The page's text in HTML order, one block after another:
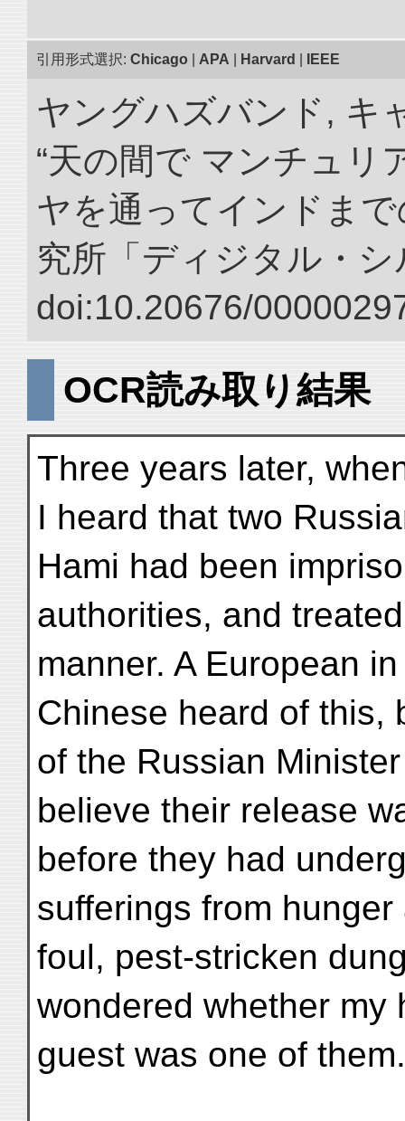
引用形式選択: Chicago APA Harvard IEEE
ヤングハズバンド, キ
“天の間で マンチュリ
ヤを通ってインドま
究所「ディジタル・
doi:10.20676/
OCR読み取り結果
Three years later,
I heard that two
Hami had been
authorities, and
manner. A European
Chinese heard of this,
of the Russian
believe their release
before they had
sufferings from
foul, pest-stricken
wondered whether my
guest was one of them.